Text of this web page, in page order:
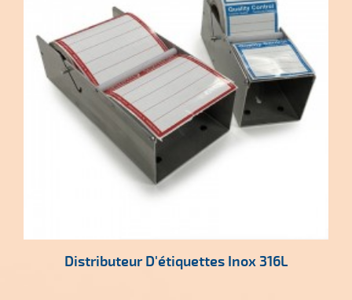
Distributeur D'étiquettes Inox 316L